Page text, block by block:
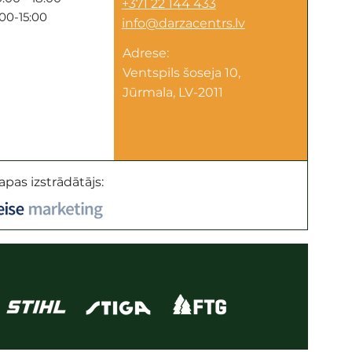
15:00
+371 22 144 433
info@darzacentrs.lv
Adrese:
Ventspils šoseja 10,
Jūrmala, LV-2011
izstrādātājs: